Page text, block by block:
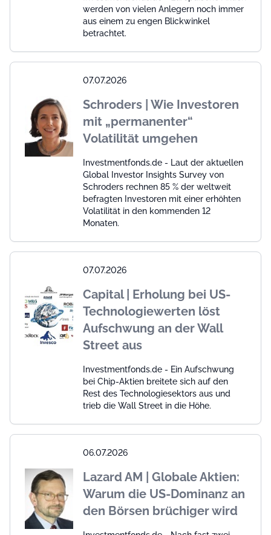
werden von vielen Anlegern noch immer
aus einem zu engen Blickwinkel
betrachtet.
07.07.2026
Schroders | Wie Investoren
mit „permanenter“
Volatilität umgehen
Investmentfonds.de - Laut der aktuellen
Global Investor Insights Survey von
Schroders rechnen 85 % der weltweit
befragten Investoren mit einer erhöhten
Volatilität in den kommenden 12
Monaten.
07.07.2026
Capital | Erholung bei US-
Technologiewerten löst
Aufschwung an der Wall
Street aus
Investmentfonds.de - Ein Aufschwung
bei Chip-Aktien breitete sich auf den
Rest des Technologiesektors aus und
trieb die Wall Street in die Höhe.
06.07.2026
Lazard AM | Globale Aktien:
Warum die US-Dominanz an
den Börsen brüchiger wird